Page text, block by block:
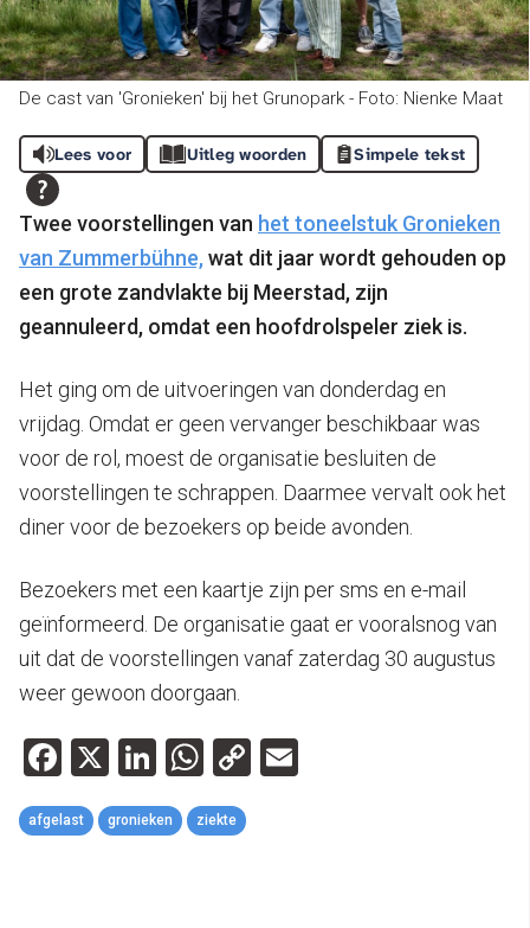
De cast van 'Gronieken' bij het Grunopark - Foto: Nienke Maat
Lees voor Uitleg woorden Simpele tekst
Twee voorstellingen van het toneelstuk Gronieken
van Zummerbühne, wat dit jaar wordt gehouden op
een grote zandvlakte bij Meerstad, zijn
geannuleerd, omdat een hoofdrolspeler ziek is.
Het ging om de uitvoeringen van donderdag en
vrijdag. Omdat er geen vervanger beschikbaar was
voor de rol, moest de organisatie besluiten de
voorstellingen te schrappen. Daarmee vervalt ook het
diner voor de bezoekers op beide avonden.
Bezoekers met een kaartje zijn per sms en e-mail
geïnformeerd. De organisatie gaat er vooralsnog van
uit dat de voorstellingen vanaf zaterdag 30 augustus
weer gewoon doorgaan.
Facebook
X LinkedIn
WhatsApp
Copy
afgelast gronieken ziekte